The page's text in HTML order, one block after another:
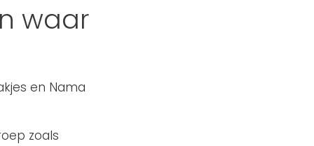
waar
en Nama
zoals